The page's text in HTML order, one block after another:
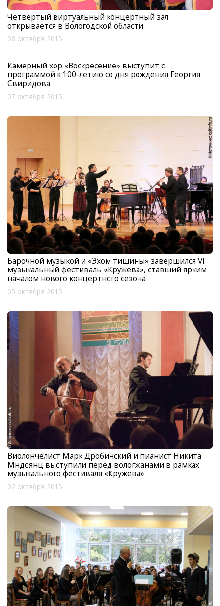
Четвертый виртуальный концертный зал
открывается в Вологодской области
08 октября 2015
Камерный хор «Воскресение» выступит с
программой к 100-летию со дня рождения Георгия
Свиридова
07 октября 2015
Барочной музыкой и «Эхом тишины» завершился VI
музыкальный фестиваль «Кружева», ставший ярким
началом нового концертного сезона
05 октября 2015
Виолончелист Марк Дробинский и пианист Никита
Мндоянц выступили перед вологжанами в рамках
музыкального фестиваля «Кружева»
02 октября 2015